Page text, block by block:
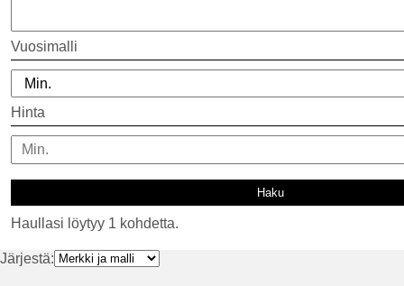
Vuosimalli
Hinta
Haullasi löytyy 1 kohdetta.
Järjestä: